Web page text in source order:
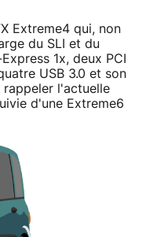
Extreme4 qui, non
du SLI et du
1x, deux PCI
USB 3.0 et son
rappeler l'actuelle
d'une Extreme6